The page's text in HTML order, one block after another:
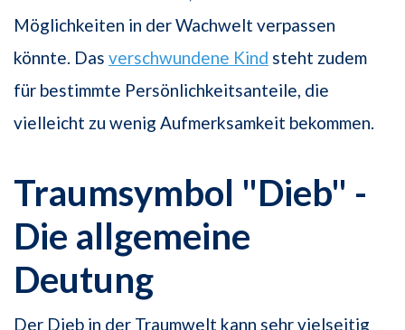
Möglichkeiten in der Wachwelt verpassen
könnte. Das verschwundene Kind steht zudem
für bestimmte Persönlichkeitsanteile, die
vielleicht zu wenig Aufmerksamkeit bekommen.
Traumsymbol "Dieb" -
Die allgemeine
Deutung
Der Dieb in der Traumwelt kann sehr vielseitig